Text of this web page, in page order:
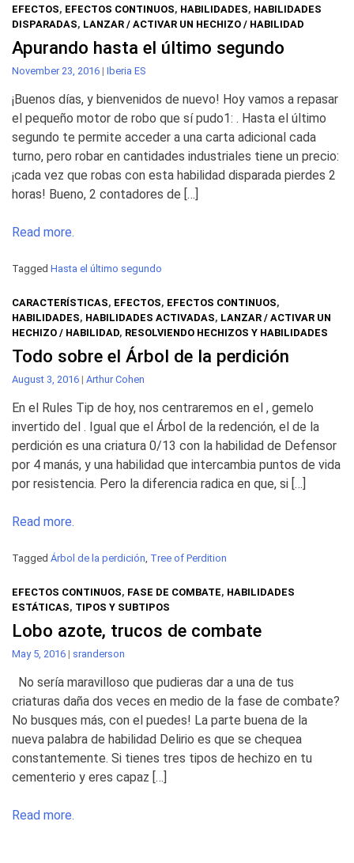
EFECTOS, EFECTOS CONTINUOS, HABILIDADES, HABILIDADES
DISPARADAS, LANZAR / ACTIVAR UN HECHIZO / HABILIDAD
Apurando hasta el último segundo
November 23, 2016 | Iberia ES
¡Buenos días, y bienvenidos de nuevo! Hoy vamos a repasar
el pequeño motor de robo que sí pudo1: . Hasta el último
segundo te permite acceder a una carta adicional cada
turno, pero robar en cantidades industriales tiene un precio:
¡cada vez que robas con esta habilidad disparada pierdes 2
horas! Bueno, 2 contadores de […]
Read more.
Tagged Hasta el último segundo
CARACTERÍSTICAS, EFECTOS, EFECTOS CONTINUOS,
HABILIDADES, HABILIDADES ACTIVADAS, LANZAR / ACTIVAR UN
HECHIZO / HABILIDAD, RESOLVIENDO HECHIZOS Y HABILIDADES
Todo sobre el Árbol de la perdición
August 3, 2016 | Arthur Cohen
En el Rules Tip de hoy, nos centraremos en el , gemelo
invertido del . Igual que el Árbol de la redención, el de la
perdición es una criatura 0/13 con la habilidad de Defensor
por 4 manás, y una habilidad que intercambia puntos de vida
por resistencia. Pero la diferencia radica en que, si […]
Read more.
Tagged Árbol de la perdición, Tree of Perdition
EFECTOS CONTINUOS, FASE DE COMBATE, HABILIDADES
ESTÁTICAS, TIPOS Y SUBTIPOS
Lobo azote, trucos de combate
May 5, 2016 | sranderson
No sería maravilloso que pudieras dar a una de tus
criaturas daña dos veces en medio de la fase de combate?
No busques más, con el puedes! La parte buena de la
nueva palabra de habilidad Delirio es que se chequea
constantemente. Si tienes tres tipos de hechizo en tu
cementerio y eres capaz […]
Read more.